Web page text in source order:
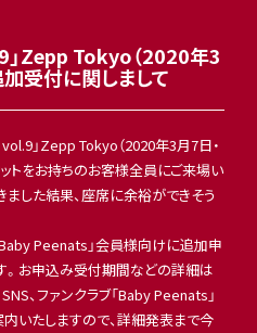
Zepp Tokyo（2020年3
受付に関しまして
」Zepp Tokyo（2020年3月7日・
トをお持ちのお客様全員にご来場い
した結果、座席に余裕ができそう
Baby Peenats」会員様向けに追加申
お申込み受付期間などの詳細は
、ファンクラブ「Baby Peenats」
いたしますので、詳細発表まで今